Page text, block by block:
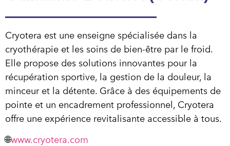
Cryotera est une enseigne spécialisée dans la
cryothérapie et les soins de bien-être par le froid.
Elle propose des solutions innovantes pour la
récupération sportive, la gestion de la douleur, la
minceur et la détente. Grâce à des équipements de
pointe et un encadrement professionnel, Cryotera
offre une expérience revitalisante accessible à tous.
🌐www.cryotera.com